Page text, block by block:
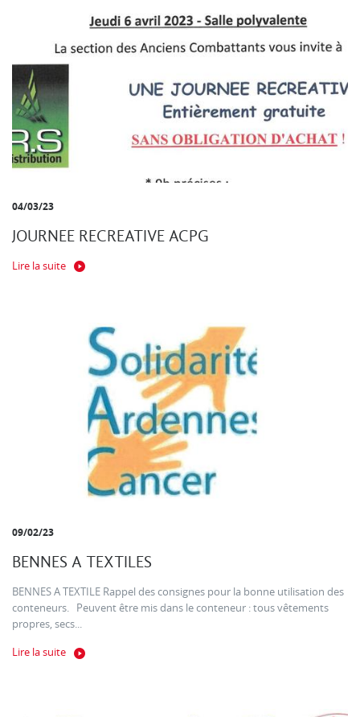
04/03/23
JOURNEE RECREATIVE ACPG
Lire la suite
09/02/23
BENNES A TEXTILES
BENNES A TEXTILE Rappel des consignes pour la bonne utilisation des
conteneurs. Peuvent être mis dans le conteneur : tous vêtements
propres, secs...
Lire la suite